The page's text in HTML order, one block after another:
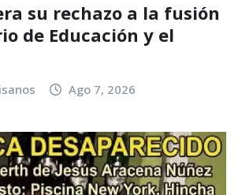
su rechazo a la fusión
de Educación y el
Ago 7, 2026